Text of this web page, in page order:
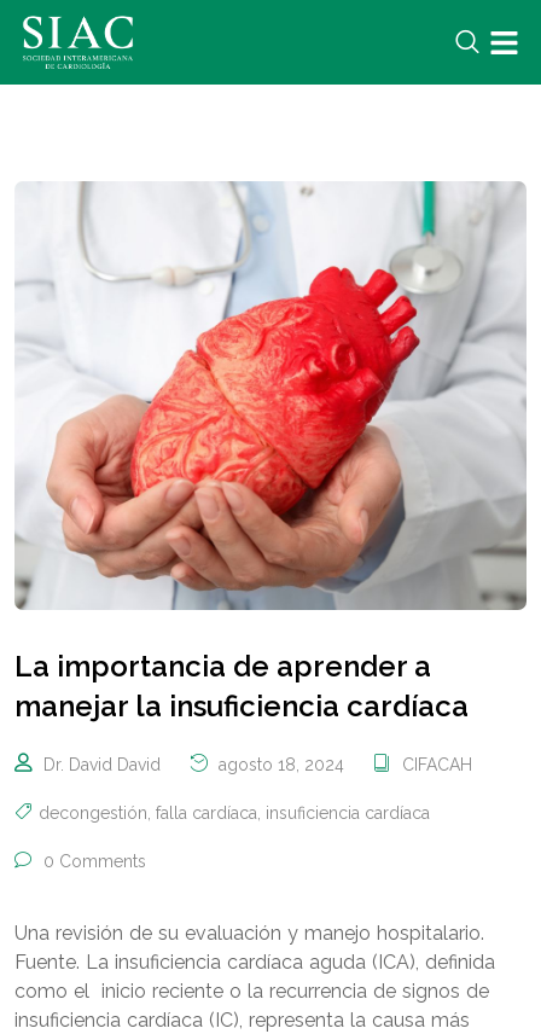
La importancia de aprender a
manejar la insuficiencia cardíaca
Dr. David David agosto 18, 2024 CIFACAH
decongestión, falla cardíaca, insuficiencia cardíaca
0 Comments
Una revisión de su evaluación y manejo hospitalario.
Fuente. La insuficiencia cardíaca aguda (ICA), definida
como el inicio reciente o la recurrencia de signos de
insuficiencia cardíaca (IC), representa la causa más